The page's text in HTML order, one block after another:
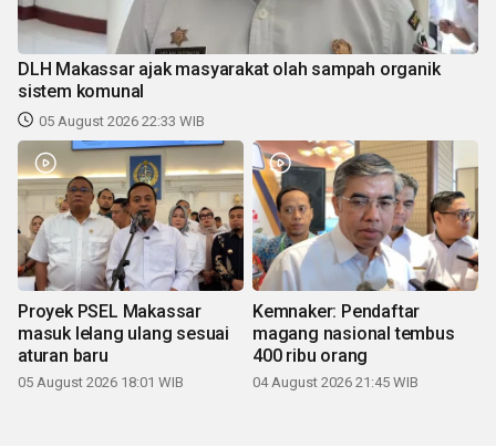
DLH Makassar ajak masyarakat olah sampah organik
sistem komunal
05 August 2026 22:33 WIB
Proyek PSEL Makassar
masuk lelang ulang sesuai
aturan baru
05 August 2026 18:01 WIB
Kemnaker: Pendaftar
magang nasional tembus
400 ribu orang
04 August 2026 21:45 WIB